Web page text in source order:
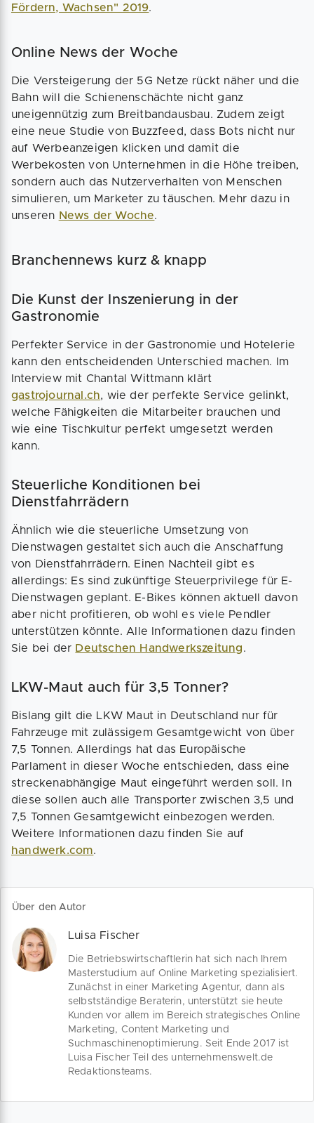
Fördern, Wachsen" 2019.
Online News der Woche
Die Versteigerung der 5G Netze rückt näher und die
Bahn will die Schienenschächte nicht ganz
uneigennützig zum Breitbandausbau. Zudem zeigt
eine neue Studie von Buzzfeed, dass Bots nicht nur
auf Werbeanzeigen klicken und damit die
Werbekosten von Unternehmen in die Höhe treiben,
sondern auch das Nutzerverhalten von Menschen
simulieren, um Marketer zu täuschen. Mehr dazu in
unseren News der Woche.
Branchennews kurz & knapp
Die Kunst der Inszenierung in der
Gastronomie
Perfekter Service in der Gastronomie und Hotelerie
kann den entscheidenden Unterschied machen. Im
Interview mit Chantal Wittmann klärt
gastrojournal.ch, wie der perfekte Service gelinkt,
welche Fähigkeiten die Mitarbeiter brauchen und
wie eine Tischkultur perfekt umgesetzt werden
kann.
Steuerliche Konditionen bei
Dienstfahrrädern
Ähnlich wie die steuerliche Umsetzung von
Dienstwagen gestaltet sich auch die Anschaffung
von Dienstfahrrädern. Einen Nachteil gibt es
allerdings: Es sind zukünftige Steuerprivilege für E-
Dienstwagen geplant. E-Bikes können aktuell davon
aber nicht profitieren, ob wohl es viele Pendler
unterstützen könnte. Alle Informationen dazu finden
Sie bei der Deutschen Handwerkszeitung.
LKW-Maut auch für 3,5 Tonner?
Bislang gilt die LKW Maut in Deutschland nur für
Fahrzeuge mit zulässigem Gesamtgewicht von über
7,5 Tonnen. Allerdings hat das Europäische
Parlament in dieser Woche entschieden, dass eine
streckenabhängige Maut eingeführt werden soll. In
diese sollen auch alle Transporter zwischen 3,5 und
7,5 Tonnen Gesamtgewicht einbezogen werden.
Weitere Informationen dazu finden Sie auf
handwerk.com.
Über den Autor
Luisa Fischer
Die Betriebswirtschaftlerin hat sich nach Ihrem
Masterstudium auf Online Marketing spezialisiert.
Zunächst in einer Marketing Agentur, dann als
selbstständige Beraterin, unterstützt sie heute
Kunden vor allem im Bereich strategisches Online
Marketing, Content Marketing und
Suchmaschinenoptimierung. Seit Ende 2017 ist
Luisa Fischer Teil des unternehmenswelt.de
Redaktionsteams.